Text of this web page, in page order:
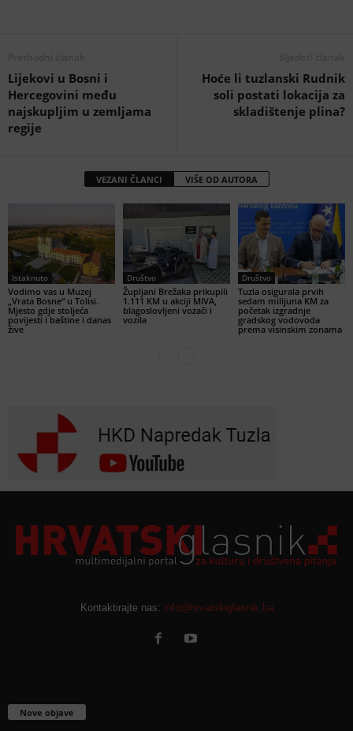
Lijekovi u Bosni i
Hercegovini među
najskupljim u zemljama
regije
Hoće li tuzlanski Rudnik
soli postati lokacija za
skladištenje plina?
VEZANI ČLANCI VIŠE OD AUTORA
Istaknuto
Vodimo vas u Muzej
„Vrata Bosne“ u Tolisi.
Mjesto gdje stoljeća
povijesti i baštine i danas
žive
Društvo
Župljani Brežaka prikupili
1.111 KM u akciji MIVA,
blagoslovljeni vozači i
vozila
Društvo
Tuzla osigurala prvih
sedam milijuna KM za
početak izgradnje
gradskog vodovoda
prema visinskim zonama
Kontaktirajte nas: info@hrvatskiglasnik.ba
Nove objave